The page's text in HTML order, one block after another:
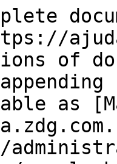
of
as